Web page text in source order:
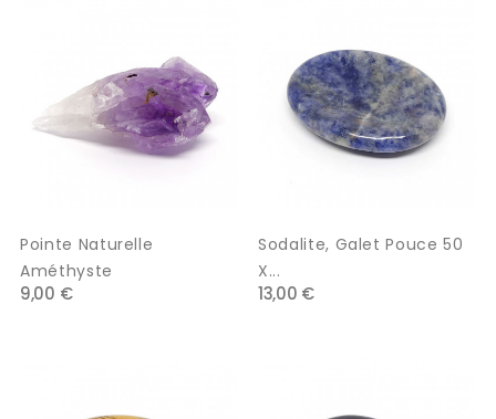
Pointe Naturelle
Améthyste
9,00 €
Sodalite, Galet Pouce 50
X...
13,00 €